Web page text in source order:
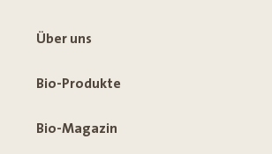
Über uns
Bio-Produkte
Bio-Magazin